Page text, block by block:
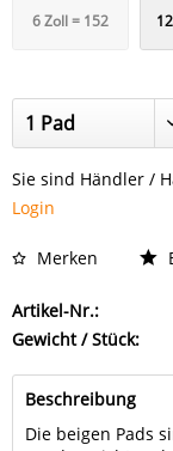
6 Zoll = 152
Sie sind Händler /
Login
Merken
Artikel-Nr.:
Gewicht / Stück:
Beschreibung
Die beigen Pads